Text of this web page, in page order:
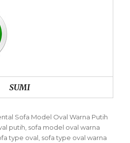
SUMI
Sofa Model Oval Warna Putih
putih sofa model oval warna
type oval sofa type oval warna